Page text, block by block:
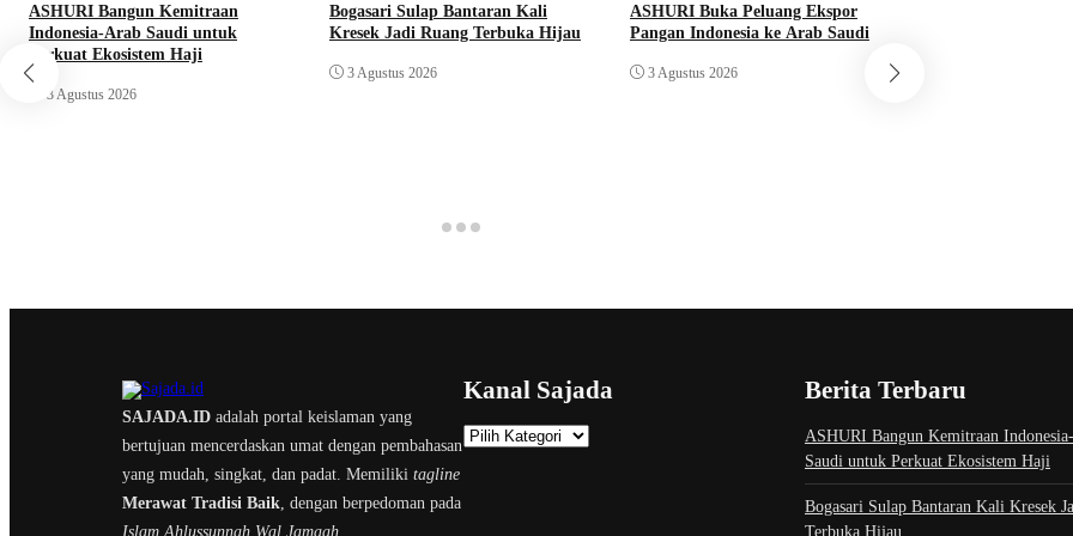
ASHURI Bangun Kemitraan
Indonesia-Arab Saudi untuk
Perkuat Ekosistem Haji
3 Agustus 2026
Bogasari Sulap Bantaran Kali
Kresek Jadi Ruang Terbuka Hijau
3 Agustus 2026
ASHURI Buka Peluang Ekspor
Pangan Indonesia ke Arab Saudi
3 Agustus 2026
SAJADA.ID adalah portal keislaman yang
bertujuan mencerdaskan umat dengan pembahasan
yang mudah, singkat, dan padat. Memiliki tagline
Merawat Tradisi Baik, dengan berpedoman pada
Islam Ahlussunnah Wal Jamaah.
Kanal Sajada
a
Berita Terbaru
ASHURI Bangun Kemitraan
Saudi untuk Perkuat Ekosistem Haji
Bogasari Sulap Bantaran Kali Kresek
Terbuka Hijau